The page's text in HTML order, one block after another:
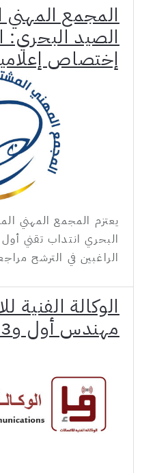
المجمع
الصيد البحري:
إختصاص
يعتزم المجمع المهني
البحري انتداب تقني
الراغبين في الترشح
الوكالة الفنية
مهندس أول و03 تقني أول